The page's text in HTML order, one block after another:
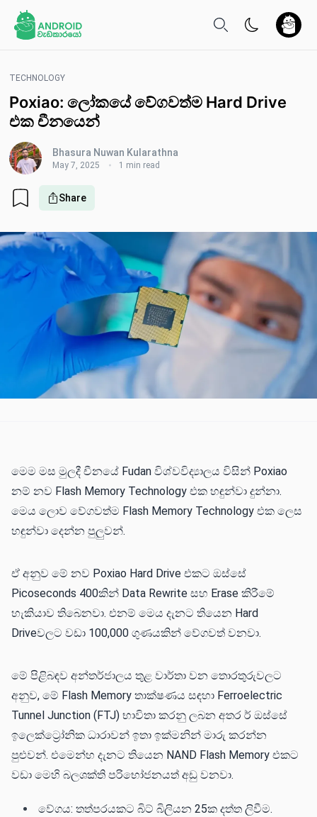
TECHNOLOGY
Poxiao: ලෝකයේ වේගවත්ම Hard Drive
එක චීනයෙන්
Bhasura Nuwan Kularathna
May 7, 2025 1 min read
Share
මෙම මස මුලදී චීනයේ Fudan විශ්වවිද්‍යාලය විසින් Poxiao
නම් නව Flash Memory Technology එක හඳුන්වා දුන්නා.
මෙය ලොව වේගවත්ම Flash Memory Technology එක ලෙස
හඳුන්වා දෙන්න පුලුවන්.
ඒ අනුව මේ නව Poxiao Hard Drive එකට ඔස්සේ
Picoseconds 400කින් Data Rewrite සහ Erase කිරීමේ
හැකියාව තිබෙනවා. එනම් මෙය දැනට තියෙන Hard
Driveවලට වඩා 100,000 ගුණයකින් වේගවත් වනවා.
මේ පිළිබඳව අන්තර්ජාලය තුළ වාර්තා වන තොරතුරුවලට
අනුව, මේ Flash Memory තාක්ෂණය සඳහා Ferroelectric
Tunnel Junction (FTJ) භාවිතා කරනු ලබන අතර ර් ඔස්සේ
ඉලෙක්ට්‍රෝනික ධාරාවන් ඉතා ඉක්මනින් මාරු කරන්න
පුළුවන්. එමෙන්හ දැනට තියෙන NAND Flash Memory එකට
වඩා මෙහි බලශක්ති පරිභෝජනයත් අඩු වනවා.
වේගය: තත්පරයකට බිට් බිලියන 25ක දත්ත ලිවීම.